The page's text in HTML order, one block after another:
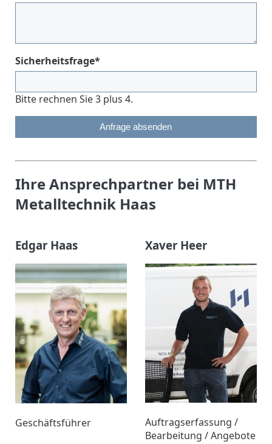
Pflichtfeld
Sicherheitsfrage*
Bitte rechnen Sie 3 plus 4.
Anfrage absenden
Ihre Ansprechpartner bei MTH
Metalltechnik Haas
Edgar Haas
Geschäftsführer
Xaver Heer
Auftragserfassung /
Bearbeitung / Angebote